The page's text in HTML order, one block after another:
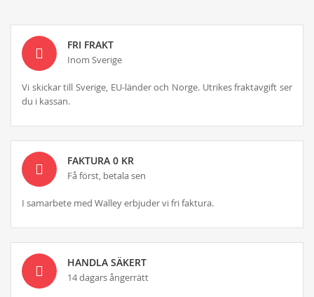
FRI FRAKT
Inom Sverige
Vi skickar till Sverige, EU-länder och Norge. Utrikes fraktavgift ser
du i kassan.
FAKTURA 0 KR
Få först, betala sen
I samarbete med Walley erbjuder vi fri faktura.
HANDLA SÄKERT
14 dagars ångerrätt